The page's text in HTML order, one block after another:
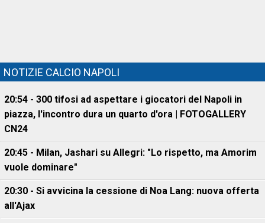
NOTIZIE CALCIO NAPOLI
20:54 - 300 tifosi ad aspettare i giocatori del Napoli in
piazza, l'incontro dura un quarto d'ora | FOTOGALLERY
CN24
20:45 - Milan, Jashari su Allegri: "Lo rispetto, ma Amorim
vuole dominare"
20:30 - Si avvicina la cessione di Noa Lang: nuova offerta
all'Ajax